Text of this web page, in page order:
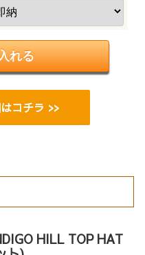
コチラ >>
HILL TOP HAT